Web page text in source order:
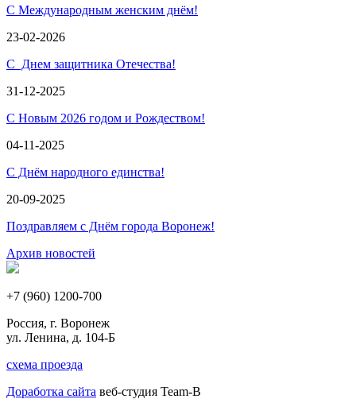
С Международным женским днём!
23-02-2026
С Днем защитника Отечества!
31-12-2025
С Новым 2026 годом и Рождеством!
04-11-2025
С Днём народного единства!
20-09-2025
Поздравляем с Днём города Воронеж!
Архив новостей
+7 (960) 1200-700
Россия, г. Воронеж
ул. Ленина, д. 104-Б
схема проезда
Доработка сайта веб-студия Team-B